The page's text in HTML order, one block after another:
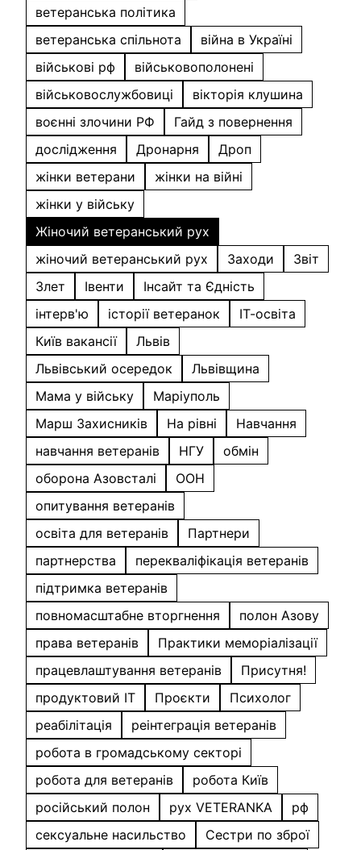
ветеранська політика
ветеранська спільнота
війна в Україні
військові рф
військовополонені
військовослужбовиці
вікторія клушина
воєнні злочини РФ
Гайд з повернення
дослідження
Дронарня
Дроп
жінки ветерани
жінки на війні
жінки у війську
Жіночий ветеранський рух
жіночий ветеранський рух
Заходи
Звіт
Злет
Івенти
Інсайт та Єдність
інтерв'ю
історії ветеранок
ІТ-освіта
Київ вакансії
Львів
Львівський осередок
Львівщина
Мама у війську
Маріуполь
Марш Захисників
На рівні
Навчання
навчання ветеранів
НГУ
обмін
оборона Азовсталі
ООН
опитування ветеранів
освіта для ветеранів
Партнери
партнерства
перекваліфікація ветеранів
підтримка ветеранів
повномасштабне вторгнення
полон Азову
права ветеранів
Практики меморіалізації
працевлаштування ветеранів
Присутня!
продуктовий IT
Проєкти
Психолог
реабілітація
реінтеграція ветеранів
робота в громадському секторі
робота для ветеранів
робота Київ
російський полон
рух VETERANKA
рф
сексуальне насильство
Сестри по зброї